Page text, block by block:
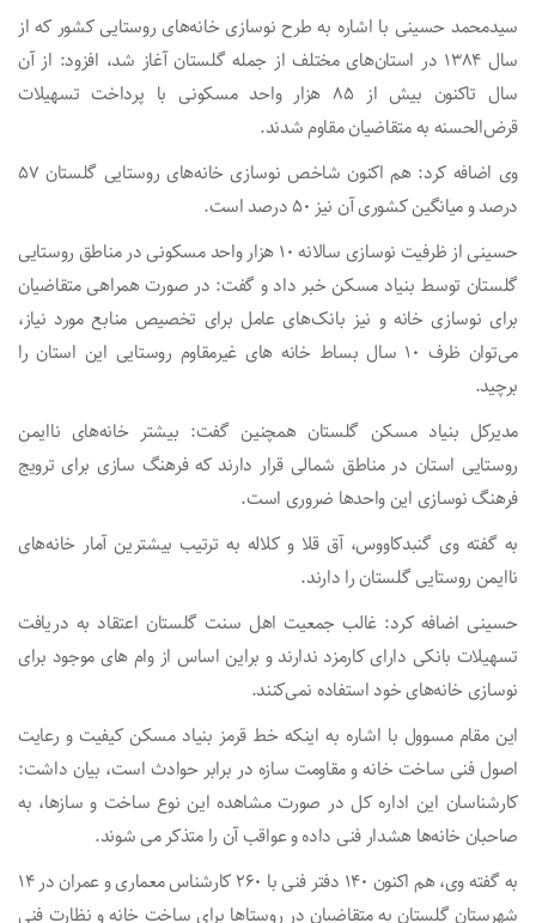
سیدمحمد حسینی با اشاره به طرح نوسازی خانه‌های روستایی کشور که از
سال ۱۳۸۴ در استان‌های مختلف از جمله گلستان آغاز شد، افزود: از آن
سال تاکنون بیش از ۸۵ هزار واحد مسکونی با پرداخت تسهیلات
قرض‌الحسنه به متقاضیان مقاوم شدند.
وی اضافه کرد: هم اکنون شاخص نوسازی خانه‌های روستایی گلستان ۵۷
درصد و میانگین کشوری آن نیز ۵۰ درصد است.
حسینی از ظرفیت نوسازی سالانه ۱۰ هزار واحد مسکونی در مناطق روستایی
گلستان توسط بنیاد مسکن خبر داد و گفت: در صورت همراهی متقاضیان
برای نوسازی خانه و نیز بانک‌های عامل برای تخصیص منابع مورد نیاز،
می‌توان ظرف ۱۰ سال بساط خانه های غیرمقاوم روستایی این استان را
برچید.
مدیرکل بنیاد مسکن گلستان همچنین گفت: بیشتر خانه‌های ناایمن
روستایی استان در مناطق شمالی قرار دارند که فرهنگ سازی برای ترویج
فرهنگ نوسازی این واحدها ضروری است.
به گفته وی گنبدکاووس، آق قلا و کلاله به ترتیب بیشترین آمار خانه‌های
ناایمن روستایی گلستان را دارند.
حسینی اضافه کرد: غالب جمعیت اهل سنت گلستان اعتقاد به دریافت
تسهیلات بانکی دارای کارمزد ندارند و براین اساس از وام های موجود برای
نوسازی خانه‌های خود استفاده نمی‌کنند.
این مقام مسوول با اشاره به اینکه خط قرمز بنیاد مسکن کیفیت و رعایت
اصول فنی ساخت خانه و مقاومت سازه در برابر حوادث است، بیان داشت:
کارشناسان این اداره کل در صورت مشاهده این نوع ساخت و سازها، به
صاحبان خانه‌ها هشدار فنی داده و عواقب آن را متذکر می شوند.
به گفته وی، هم اکنون ۱۴۰ دفتر فنی با ۲۶۰ کارشناس معماری و عمران در ۱۴
شهرستان گلستان به متقاضیان در روستاها برای ساخت خانه و نظارت فنی